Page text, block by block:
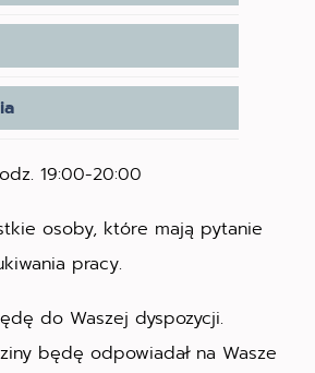
19:00-20:00
osoby, które mają pytanie
pracy.
do Waszej dyspozycji.
będę odpowiadał na Wasze